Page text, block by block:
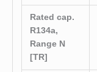
Rated cap.
R134a,
Range N
[TR]